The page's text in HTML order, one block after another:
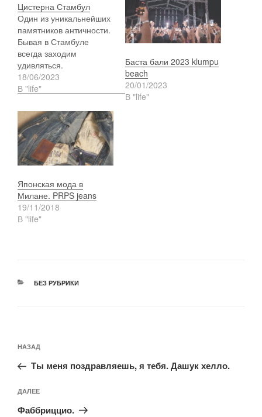
Цистерна Стамбул
Один из уникальнейших
памятников античности.
Бывая в Стамбуле
всегда заходим
удивляться.
https://photos.app.goo.gl/
9e8kje5McQfbwAau8
18/06/2023
В "life"
Баста бали 2023 klumpu
beach
20/01/2023
В "life"
Японская мода в
Милане. PRPS jeans
19/11/2018
В "life"
РУБРИКИ
БЕЗ РУБРИКИ
по
записям
Предыдущая
запись:
НАЗАД
Ты меня поздравляешь, я тебя. Дашук хелло.
Следующая
запись
ДАЛЕЕ
Фаббриццио.